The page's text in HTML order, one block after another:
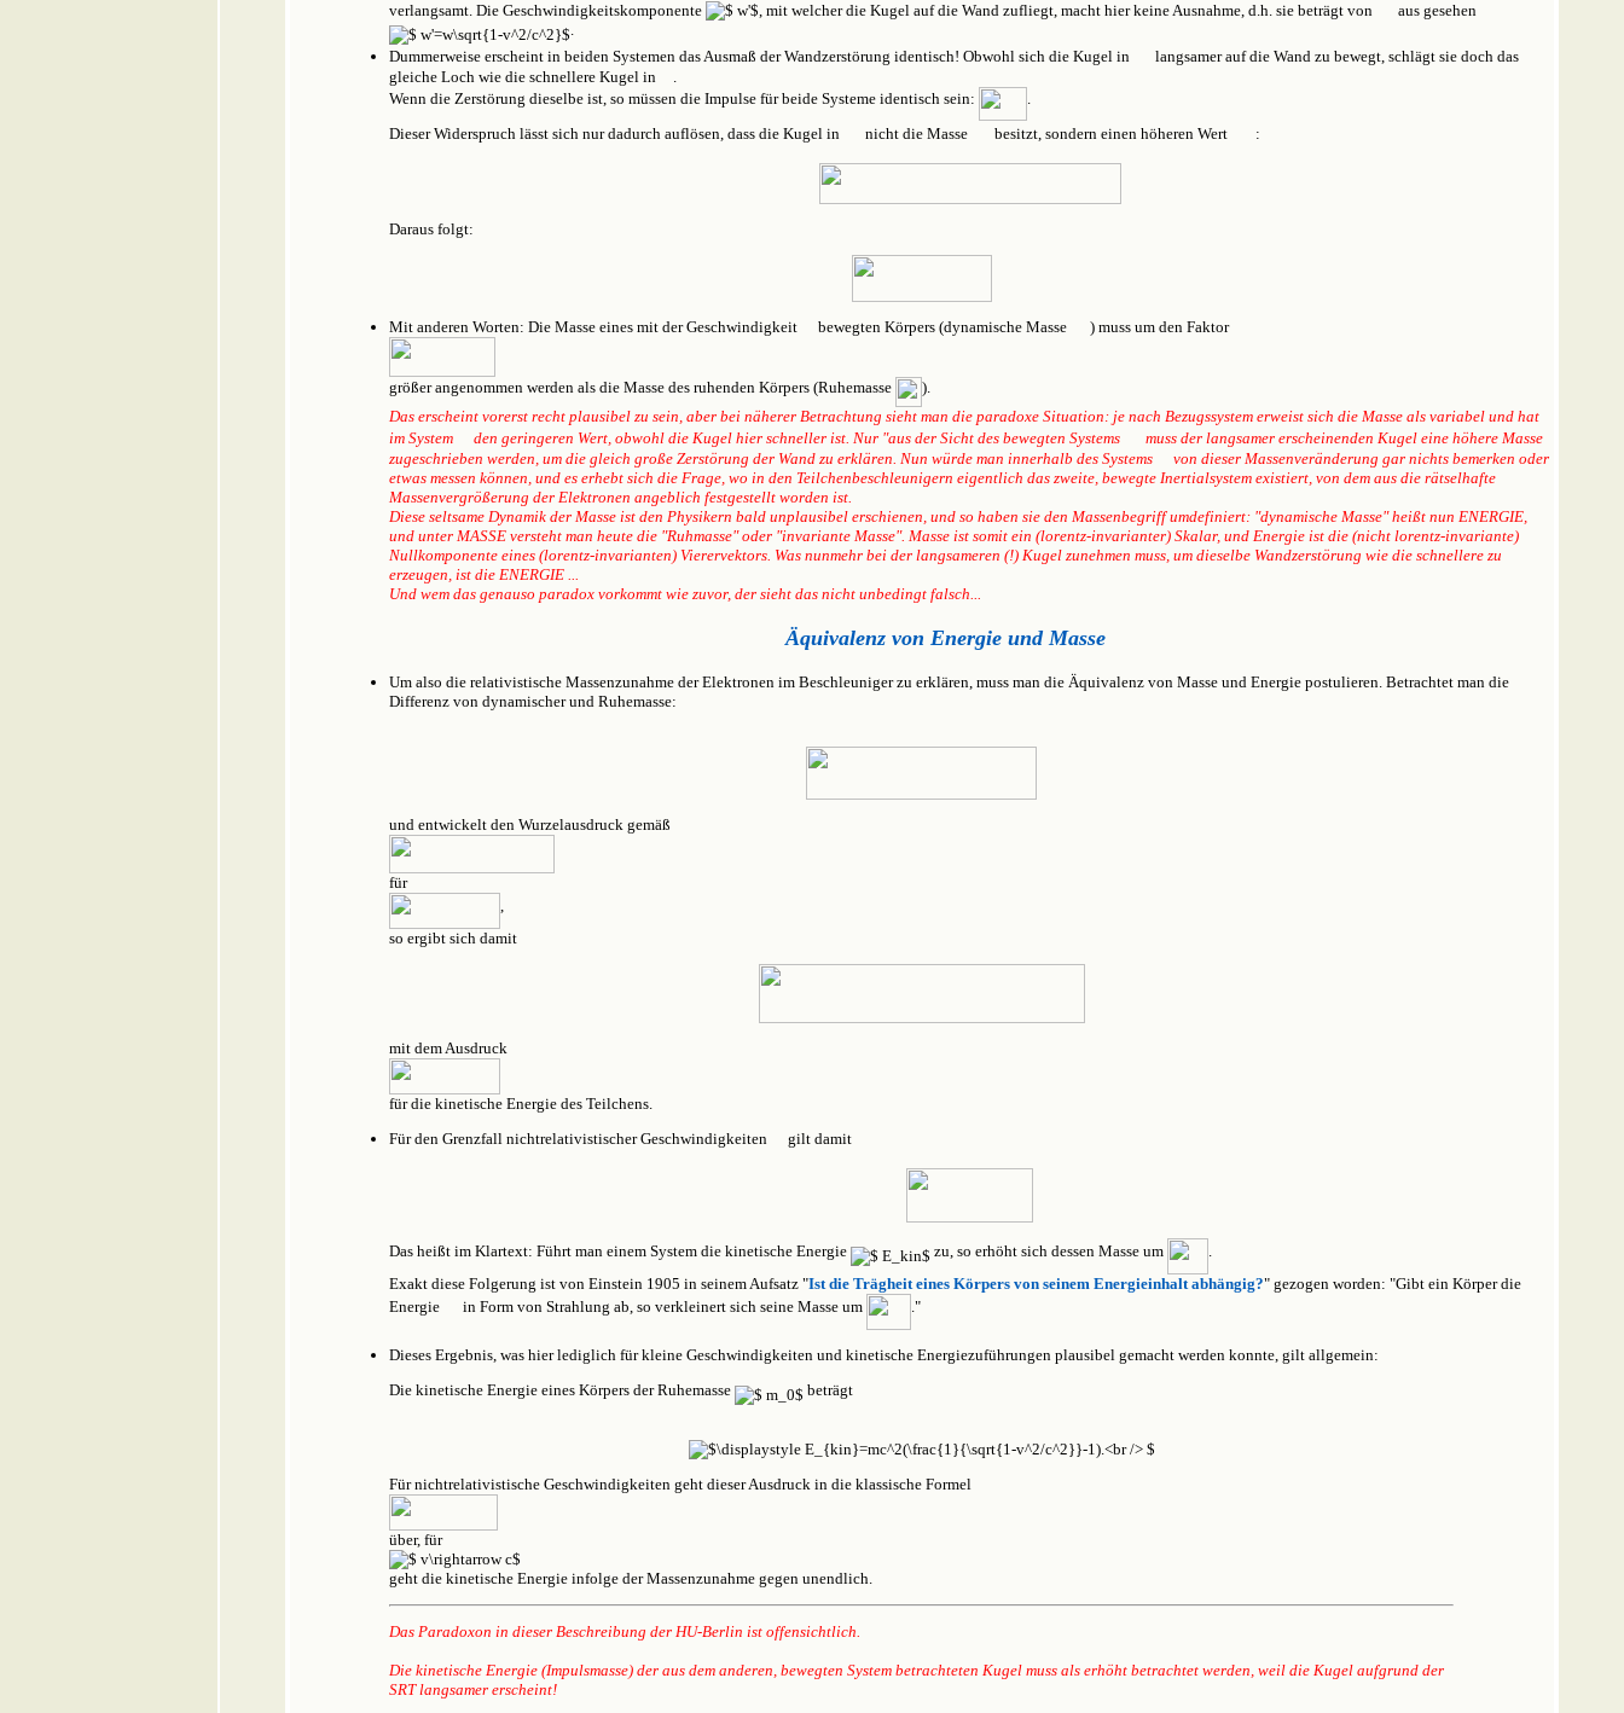
verlangsamt. Die Geschwindigkeitskomponente , mit welcher die Kugel auf die Wand zufliegt, macht hier keine Ausnahme, d.h. sie beträgt von
aus gesehen
.
Dummerweise erscheint in beiden Systemen das Ausmaß der Wandzerstörung identisch! Obwohl sich die Kugel in
langsamer auf die Wand zu bewegt, schlägt sie doch das
gleiche Loch wie die schnellere Kugel in
.
Wenn die Zerstörung dieselbe ist, so müssen die Impulse für beide Systeme identisch sein:
.
Dieser Widerspruch lässt sich nur dadurch auflösen, dass die Kugel in
nicht die Masse besitzt, sondern einen höheren Wert :
Daraus folgt:
Mit anderen Worten: Die Masse eines mit der Geschwindigkeit bewegten Körpers (dynamische Masse ) muss um den Faktor
größer angenommen werden als die Masse des ruhenden Körpers (Ruhemasse
).
Das erscheint vorerst recht plausibel zu sein, aber bei näherer Betrachtung sieht man die paradoxe Situation: je nach Bezugssystem erweist sich die Masse als variabel und hat
im System
den geringeren Wert, obwohl die Kugel hier schneller ist. Nur "aus der Sicht des bewegten Systems
muss der langsamer erscheinenden Kugel eine höhere Masse
zugeschrieben werden, um die gleich große Zerstörung der Wand zu erklären. Nun würde man innerhalb des Systems
von dieser Massenveränderung gar nichts bemerken oder
etwas messen können, und es erhebt sich die Frage, wo in den Teilchenbeschleunigern eigentlich das zweite, bewegte Inertialsystem existiert, von dem aus die rätselhafte
Massenvergrößerung der Elektronen angeblich festgestellt worden ist.
Diese seltsame Dynamik der Masse ist den Physikern bald unplausibel erschienen, und so haben sie den Massenbegriff umdefiniert: "dynamische Masse" heißt nun ENERGIE,
und unter MASSE versteht man heute die "Ruhmasse" oder "invariante Masse". Masse ist somit ein (lorentz-invarianter) Skalar, und Energie ist die (nicht lorentz-invariante)
Nullkomponente eines (lorentz-invarianten) Vierervektors. Was nunmehr bei der langsameren (!) Kugel zunehmen muss, um dieselbe Wandzerstörung wie die schnellere zu
erzeugen, ist die ENERGIE ...
Und wem das genauso paradox vorkommt wie zuvor, der sieht das nicht unbedingt falsch...
Äquivalenz von Energie und Masse
Um also die relativistische Massenzunahme der Elektronen im Beschleuniger zu erklären, muss man die Äquivalenz von Masse und Energie postulieren. Betrachtet man die
Differenz von dynamischer und Ruhemasse:
und entwickelt den Wurzelausdruck gemäß
für
,
so ergibt sich damit
mit dem Ausdruck
für die kinetische Energie des Teilchens.
Für den Grenzfall nichtrelativistischer Geschwindigkeiten
gilt damit
Das heißt im Klartext: Führt man einem System die kinetische Energie zu, so erhöht sich dessen Masse um
.
Exakt diese Folgerung ist von Einstein 1905 in seinem Aufsatz "Ist die Trägheit eines Körpers von seinem Energieinhalt abhängig?" gezogen worden: "Gibt ein Körper die
Energie
in Form von Strahlung ab, so verkleinert sich seine Masse um ."
Dieses Ergebnis, was hier lediglich für kleine Geschwindigkeiten und kinetische Energiezuführungen plausibel gemacht werden konnte, gilt allgemein:
Die kinetische Energie eines Körpers der Ruhemasse
beträgt
Für nichtrelativistische Geschwindigkeiten geht dieser Ausdruck in die klassische Formel
über, für
geht die kinetische Energie infolge der Massenzunahme gegen unendlich.
Das Paradoxon in dieser Beschreibung der HU-Berlin ist offensichtlich.
Die kinetische Energie (Impulsmasse) der aus dem anderen, bewegten System betrachteten Kugel muss als erhöht betrachtet werden, weil die Kugel aufgrund der
SRT langsamer erscheint!